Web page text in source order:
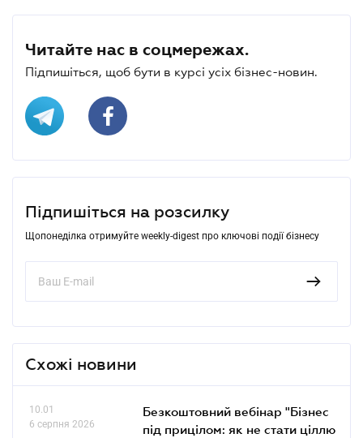
Читайте нас в соцмережах.
Підпишіться, щоб бути в курсі усіх бізнес-новин.
Підпишіться на розсилку
Щопонеділка отримуйте weekly-digest про ключові події бізнесу
Схожі новини
10.01
6 серпня 2026
Безкоштовний вебінар "Бізнес
під прицілом: як не стати ціллю